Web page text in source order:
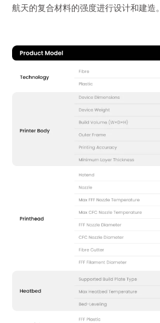
航天的复合材料的强度进行设计和建造。